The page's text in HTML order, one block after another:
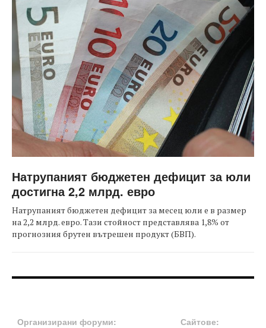
Натрупаният бюджетен дефицит за юли
достигна 2,2 млрд. евро
Натрупаният бюджетен дефицит за месец юли е в размер
на 2,2 млрд. евро. Тази стойност представлява 1,8% от
прогнозния брутен вътрешен продукт (БВП).
Организирани форуми: Сайтове: